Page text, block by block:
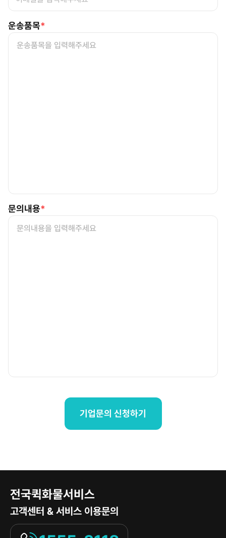
운송품목*
문의내용*
기업문의 신청하기
전국퀵화물서비스
고객센터 & 서비스 이용문의